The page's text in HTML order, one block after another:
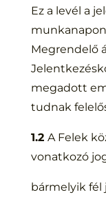
Ez a levél a
Megrendelő
megadott
tudnak
1.2 A Felek
vonatkozó
bármelyik